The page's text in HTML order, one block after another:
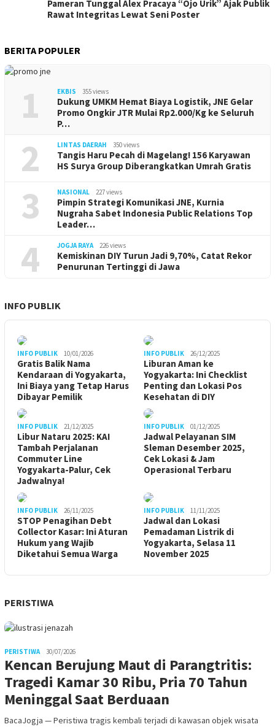
Pameran Tunggal Alex Pracaya “Ojo Urik” Ajak Publik
Rawat Integritas Lewat Seni Poster
BERITA POPULER
1 EKBIS 355 views
Dukung UMKM Hemat Biaya Logistik, JNE Gelar
Promo Ongkir JTR Mulai Rp2.000/Kg ke Seluruh
P…
2 LINTAS DAERAH 350 views
Tangis Haru Pecah di Magelang! 156 Karyawan
HS Surya Group Diberangkatkan Umrah Gratis
3 NASIONAL 227 views
Pimpin Strategi Komunikasi JNE, Kurnia
Nugraha Sabet Indonesia Public Relations Top
Leader…
4 JOGJA RAYA 226 views
Kemiskinan DIY Turun Jadi 9,70%, Catat Rekor
Penurunan Tertinggi di Jawa
INFO PUBLIK
INFO PUBLIK 10/01/2026
Gratis Balik Nama
Kendaraan di Yogyakarta,
Ini Biaya yang Tetap Harus
Dibayar Pemilik
INFO PUBLIK 26/12/2025
Liburan Aman ke
Yogyakarta: Ini Checklist
Penting dan Lokasi Pos
Kesehatan di DIY
INFO PUBLIK 21/12/2025
Libur Nataru 2025: KAI
Tambah Perjalanan
Commuter Line
Yogyakarta-Palur, Cek
Jadwalnya!
INFO PUBLIK 01/12/2025
Jadwal Pelayanan SIM
Sleman Desember 2025,
Cek Lokasi & Jam
Operasional Terbaru
INFO PUBLIK 26/11/2025
STOP Penagihan Debt
Collector Kasar: Ini Aturan
Hukum yang Wajib
Diketahui Semua Warga
INFO PUBLIK 11/11/2025
Jadwal dan Lokasi
Pemadaman Listrik di
Yogyakarta, Selasa 11
November 2025
PERISTIWA
PERISTIWA 30/07/2026
Kencan Berujung Maut di Parangtritis:
Tragedi Kamar 30 Ribu, Pria 70 Tahun
Meninggal Saat Berduaan
BacaJogja — Peristiwa tragis kembali terjadi di kawasan objek wisata